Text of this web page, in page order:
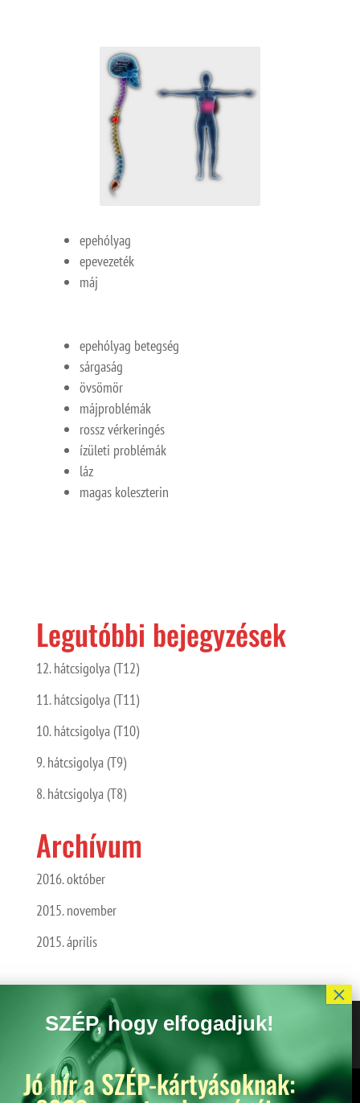
epehólyag
epevezeték
máj
epehólyag betegség
sárgaság
övsömör
májproblémák
rossz vérkeringés
ízületi problémák
láz
magas koleszterin
Legutóbbi bejegyzések
12. hátcsigolya (T12)
11. hátcsigolya (T11)
10. hátcsigolya (T10)
9. hátcsigolya (T9)
8. hátcsigolya (T8)
Archívum
2016. október
2015. november
2015. április
Jó hír a SZÉP-kártyásoknak:
Kedves Látogató! Tájékoztatjuk, hogy a honlap felhasználói